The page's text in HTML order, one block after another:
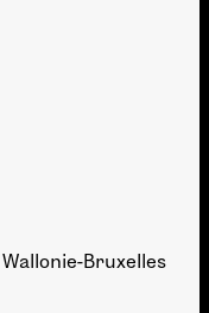
Bruxelles